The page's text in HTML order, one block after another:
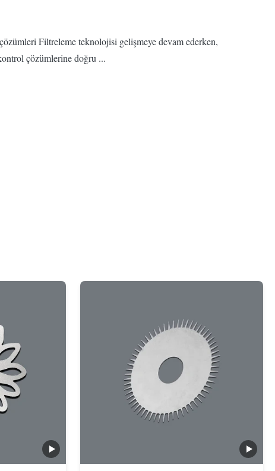
Filtreleme teknolojisi gelişmeye devam ederken,
çözümlerine doğru ...